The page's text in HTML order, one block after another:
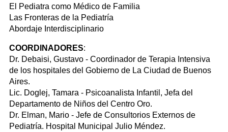
El Pediatra como Médico de Familia
Las Fronteras de la Pediatría
Abordaje Interdisciplinario
COORDINADORES:
Dr. Debaisi, Gustavo - Coordinador de Terapia Intensiva
de los hospitales del Gobierno de La Ciudad de Buenos
Aires.
Lic. Doglej, Tamara - Psicoanalista Infantil, Jefa del
Departamento de Niños del Centro Oro.
Dr. Elman, Mario - Jefe de Consultorios Externos de
Pediatría. Hospital Municipal Julio Méndez.